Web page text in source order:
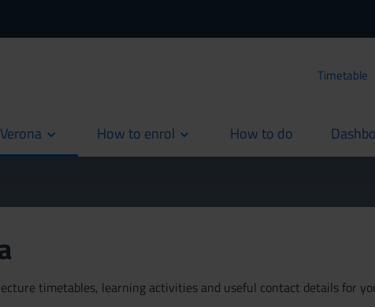
Timetable
How to enrol How to do
current current
timetables, learning activities and useful contact details for